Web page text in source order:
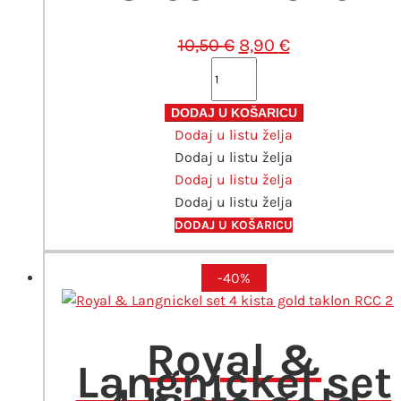
10,50€ Izvorna
je:
10,50 €.
8,90 €Trenutna
8,90 €.
FLEUR
Chalky
look
boja
130ml
Cream
love
količina
DODAJ U KOŠARICU
Dodaj u listu želja
Dodaj u listu želja
Dodaj u listu želja
Dodaj u listu želja
DODAJ U KOŠARICU
-40%
Royal &
Langnickel set